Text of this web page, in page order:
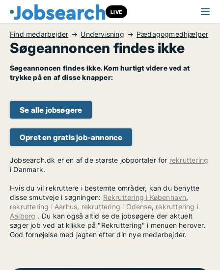
LIVE
Find medarbejder Undervisning Pædagogmedhjælper
Søgeannoncen findes ikke
Søgeannoncen findes ikke. Kom hurtigt videre ved at
trykke på en af disse knapper:
Se alle jobsøgere
Opret en gratis job-annonce
Jobsearch.dk er en af de største jobportaler for rekruttering
i Danmark.
Hvis du vil rekruttere i bestemte områder, kan du benytte
disse smutveje i søgningen: Rekruttering i København,
rekruttering i Aarhus, rekruttering i Odense, rekruttering i
Aalborg . Du kan også altid se de jobsøgere der aktuelt
søger job ved at klikke på "Rekruttering" i menuen herover.
God fornøjelse med jagten efter din nye medarbejder.